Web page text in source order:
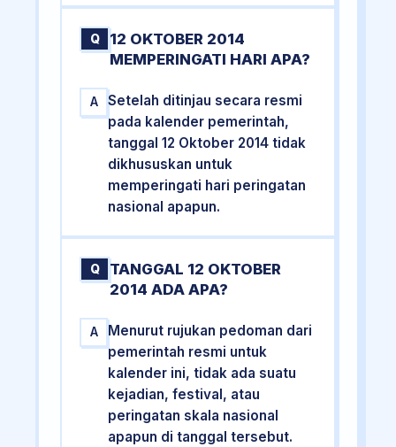
Q
12 OKTOBER 2014
MEMPERINGATI HARI APA?
A
Setelah ditinjau secara resmi
pada kalender pemerintah,
tanggal 12 Oktober 2014 tidak
dikhususkan untuk
memperingati hari peringatan
nasional apapun.
Q
TANGGAL 12 OKTOBER
2014 ADA APA?
A
Menurut rujukan pedoman dari
pemerintah resmi untuk
kalender ini, tidak ada suatu
kejadian, festival, atau
peringatan skala nasional
apapun di tanggal tersebut.